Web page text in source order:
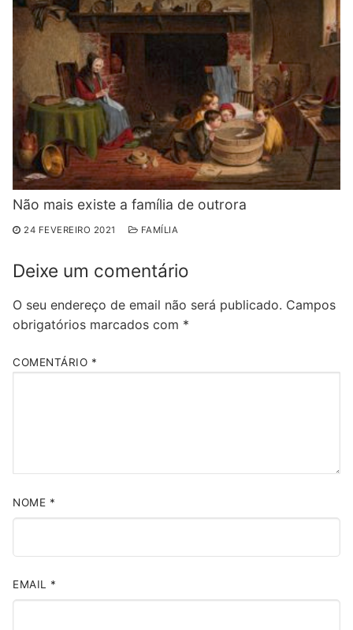
Não mais existe a família de outrora
24 FEVEREIRO 2021 FAMÍLIA
Deixe um comentário
O seu endereço de email não será publicado. Campos
obrigatórios marcados com *
COMENTÁRIO *
NOME *
EMAIL *